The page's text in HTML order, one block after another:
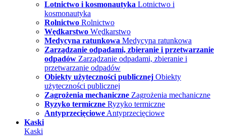
Lotnictwo i kosmonautyka Lotnictwo i
kosmonautyka
Rolnictwo Rolnictwo
Wędkarstwo Wędkarstwo
Medycyna ratunkowa Medycyna ratunkowa
Zarządzanie odpadami, zbieranie i przetwarzanie
odpadów Zarządzanie odpadami, zbieranie i
przetwarzanie odpadów
Obiekty użyteczności publicznej Obiekty
użyteczności publicznej
Zagrożenia mechaniczne Zagrożenia mechaniczne
Ryzyko termiczne Ryzyko termiczne
Antyprzecięciowe Antyprzecięciowe
Kaski
Kaski